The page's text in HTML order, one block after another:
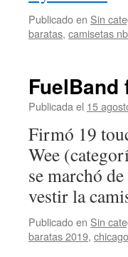
Publicado en Sin
baratas, camisetas
FuelBand
Publicada el 15
Firmó 19
Wee
se marchó
vestir la
Publicado en Sin
baratas 2019,